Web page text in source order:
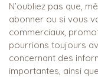
N’oubliez pas que,
abonner ou si vous
commerciaux,
pourrions toujours
concernant des
importantes, ainsi